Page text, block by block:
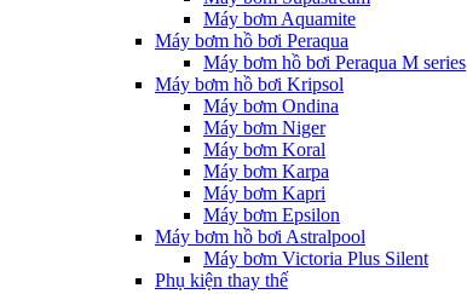
Máy bơm Aquamite
Máy bơm hồ bơi Peraqua
Máy bơm hồ bơi Peraqua M series
Máy bơm hồ bơi Kripsol
Máy bơm Ondina
Máy bơm Niger
Máy bơm Koral
Máy bơm Karpa
Máy bơm Kapri
Máy bơm Epsilon
Máy bơm hồ bơi Astralpool
Máy bơm Victoria Plus Silent
Phụ kiện thay thế